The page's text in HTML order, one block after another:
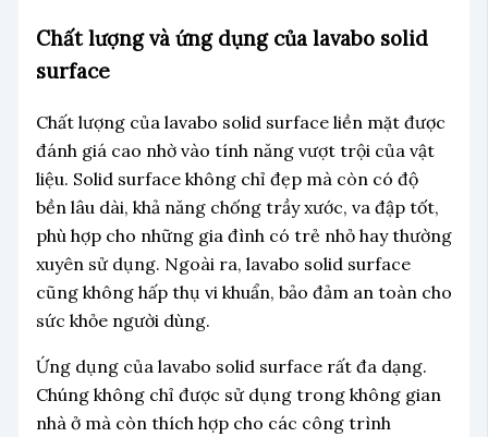
Chất lượng và ứng dụng của lavabo solid
surface
Chất lượng của lavabo solid surface liền mặt được
đánh giá cao nhờ vào tính năng vượt trội của vật
liệu. Solid surface không chỉ đẹp mà còn có độ
bền lâu dài, khả năng chống trầy xước, va đập tốt,
phù hợp cho những gia đình có trẻ nhỏ hay thường
xuyên sử dụng. Ngoài ra, lavabo solid surface
cũng không hấp thụ vi khuẩn, bảo đảm an toàn cho
sức khỏe người dùng.
Ứng dụng của lavabo solid surface rất đa dạng.
Chúng không chỉ được sử dụng trong không gian
nhà ở mà còn thích hợp cho các công trình